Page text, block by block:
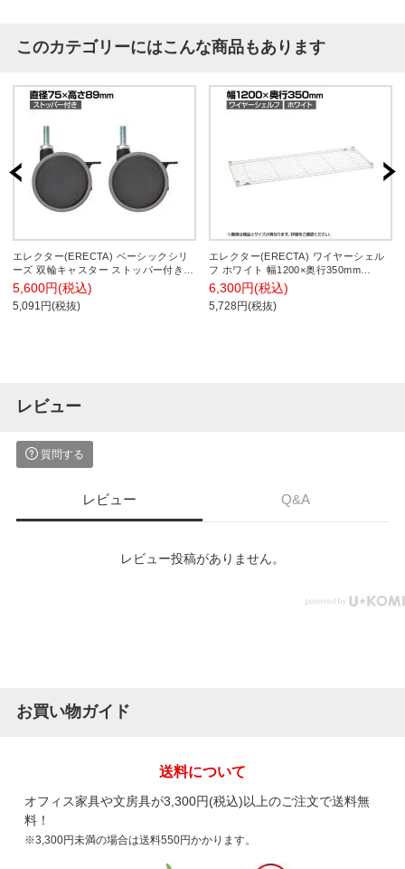
このカテゴリーにはこんな商品もあります
エレクター(ERECTA) ベーシックシリ
ーズ 双輪キャスター ストッパー付き直
径75mm ブラック(2個入)
BDRS75EBKG
5,600円(税込)
5,091円(税抜)
エレクター(ERECTA) ワイヤーシェル
フ ホワイト 幅1200×奥行350mm
B1448W1
6,300円(税込)
5,728円(税抜)
レビュー
質問する
レビュー Q&A
レビュー投稿がありません。
お買い物ガイド
送料について
オフィス家具や文房具が3,300円(税込)以上のご注文で送料無
料！
※3,300円未満の場合は送料550円かかります。